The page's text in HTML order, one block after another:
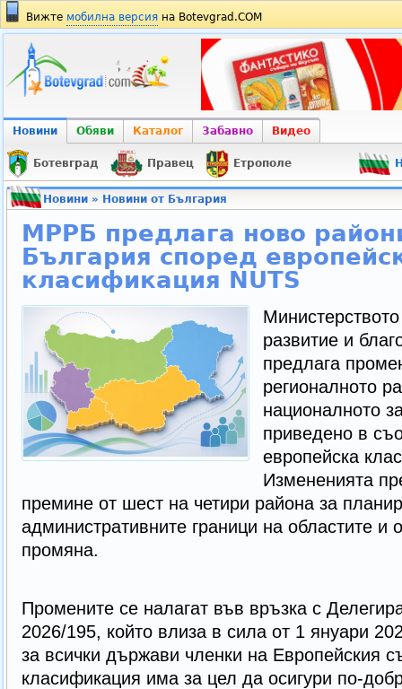
Вижте мобилна версия на Botevgrad.COM
Новини Обяви Каталог Забавно Видео
Ботевград Правец Етрополе
Новини» Новини от България
МРРБ предлага ново
България според
класификация NUTS
развитие и
предлага
регионалното
националното
приведено в
европейска
Измененията
премине от шест на четири района за
административните граници на областите и
промяна.
Промените се налагат във връзка с
2026/195, който влиза в сила от 1 януари
за всички държави членки на Европейския
класификация има за цел да осигури по-